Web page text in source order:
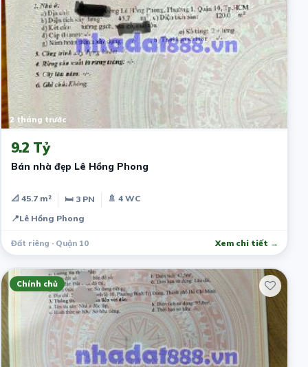
2 tháng trước
9.2 Tỷ
Bán nhà đẹp Lê Hồng Phong
📐 45.7 m² 🛏 3 PN
🚿 4 WC
📍Lê Hồng Phong
Đất riêng · Quận 10 Xem chi tiết →
Chính chủ